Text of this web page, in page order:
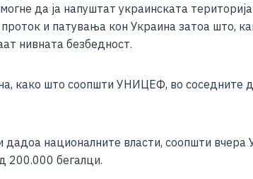
да ја напуштат украинската
и патувања кон Украина затоа што,
нивната безбедност.
како што соопшти УНИЦЕФ, во соседните
дадоа националните власти, соопшти
200.000 бегалци.